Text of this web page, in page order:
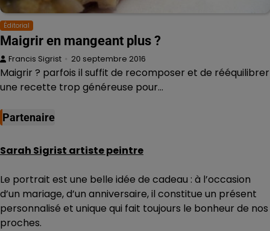
Éditorial
Maigrir en mangeant plus ?
Francis Sigrist 20 septembre 2016
Maigrir ? parfois il suffit de recomposer et de rééquilibrer
une recette trop généreuse pour…
Partenaire
Sarah Sigrist artiste peintre
Le portrait est une belle idée de cadeau : à l’occasion
d’un mariage, d’un anniversaire, il constitue un présent
personnalisé et unique qui fait toujours le bonheur de nos
proches.